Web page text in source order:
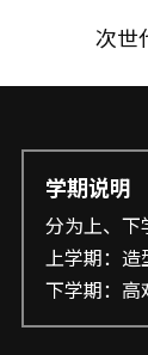
次世
学期说明
分为上、下
上学期：造
下学期：高